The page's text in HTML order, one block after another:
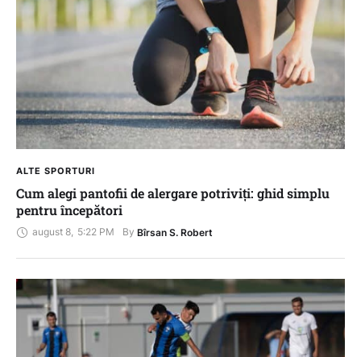
ALTE SPORTURI
Cum alegi pantofii de alergare potriviți: ghid simplu
pentru începători
august 8, 5:22 PM By Bîrsan S. Robert